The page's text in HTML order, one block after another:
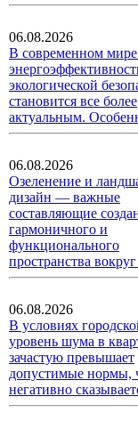
06.08.2026
В современном
экологической
становится все более
актуальным.
06.08.2026
Озеленение и
дизайн — важные
составляющие
гармоничного и
функционального
пространства
06.08.2026
В условиях
уровень шума в
зачастую превышает
допустимые нормы,
негативно